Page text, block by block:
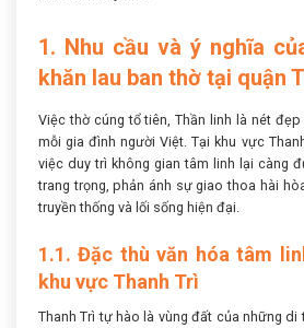
1. Nhu cầu và ý nghĩa
khăn lau ban thờ tại quận
Việc thờ cúng tổ tiên, Thần linh là nét
mỗi gia đình người Việt. Tại khu vực
việc duy trì không gian tâm linh lại càng
trang trọng, phản ánh sự giao thoa hài
truyền thống và lối sống hiện đại.
1.1. Đặc thù văn hóa tâm
khu vực Thanh Trì
Thanh Trì tự hào là vùng đất của những